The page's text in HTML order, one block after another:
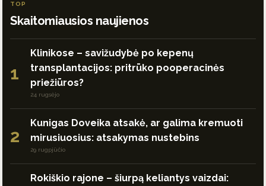
TOP
Skaitomiausios naujienos
1
Klinikose – savižudybė po kepenų
transplantacijos: pritrūko pooperacinės
priežiūros?
24 rugsėjo
2
Kunigas Doveika atsakė, ar galima kremuoti
mirusiuosius: atsakymas nustebins
29 rugpjūčio
Rokiškio rajone – šiurpą keliantys vaizdai: